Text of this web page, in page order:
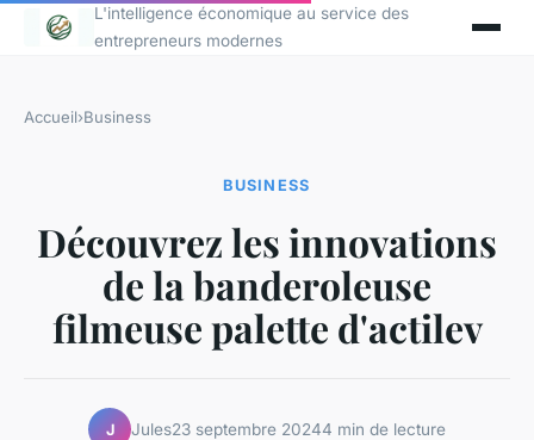
L'intelligence économique au service des
entrepreneurs modernes
Accueil›Business
BUSINESS
Découvrez les innovations
de la banderoleuse
filmeuse palette d'actilev
J Jules23 septembre 20244 min de lecture